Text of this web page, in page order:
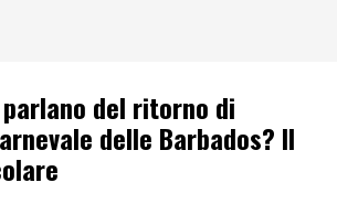
del ritorno di
delle Barbados? Il